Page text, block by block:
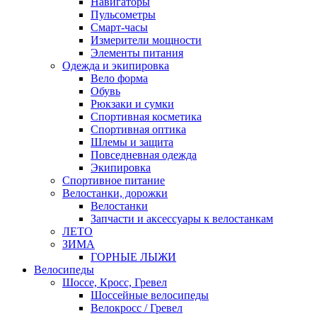
Пульсометры
Смарт-часы
Измерители мощности
Элементы питания
Одежда и экипировка
Вело форма
Обувь
Рюкзаки и сумки
Спортивная косметика
Спортивная оптика
Шлемы и защита
Повседневная одежда
Экипировка
Спортивное питание
Велостанки, дорожки
Велостанки
Запчасти и аксессуары к велостанкам
ЛЕТО
ЗИМА
ГОРНЫЕ ЛЫЖИ
Велосипеды
Шоссе, Кросс, Гревел
Шоссейные велосипеды
Велокросс / Гревел